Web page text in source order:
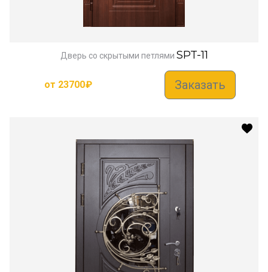
Дверь со скрытыми петлями SPT-11
от 23700₽ Заказать